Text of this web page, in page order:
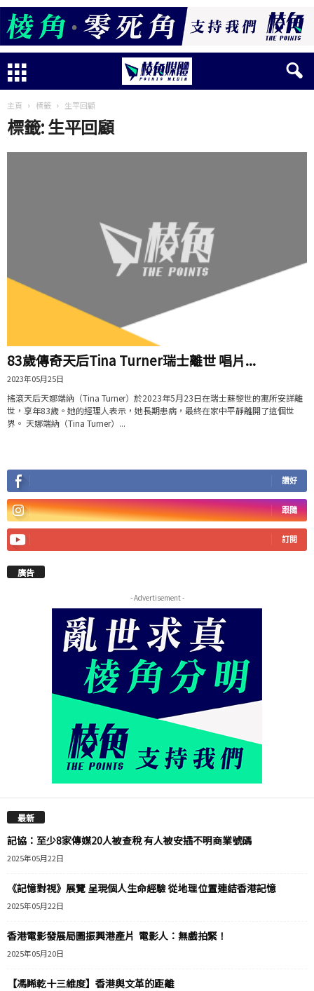
主頁 標籤 生平回顧
標籤: 生平回顧
83歲傳奇天后Tina Turner瑞士離世 唱片...
2023年05月25日
搖滾天后天娜端納（Tina Turner）於2023年5月23日在瑞士蘇黎世的寓所安詳離
世，享年83歲。她的經理人表示，她長期患病，最終在家中平靜離開了這個世
界。 天娜端納（Tina Turner）...
讚好
跟隨
訂閱
廣告
- Advertisement -
最新
記協：至少8家傳媒20人被查稅 有人被安插不明商業號碼
2025年05月22日
《記憶對視》展覽 呈現個人生命經驗 從地理位置連結香港記憶
2025年05月22日
香港電影發展局圖振興港產片 電影人：無戲拍緊！
2025年05月20日
【馮睎乾十三維度】香港與文革的距離